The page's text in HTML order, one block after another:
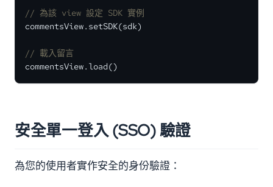
// 為該 view 設定 SDK 實例
commentsView.setSDK(sdk)
// 載入留言
commentsView.load()
安全單一登入 (SSO) 驗證
為您的使用者實作安全的身份驗證：